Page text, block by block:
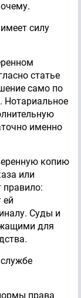
силу
статье
само по
Нотариальное
именно
копию
или
правило:
ей
Суды и
для
права